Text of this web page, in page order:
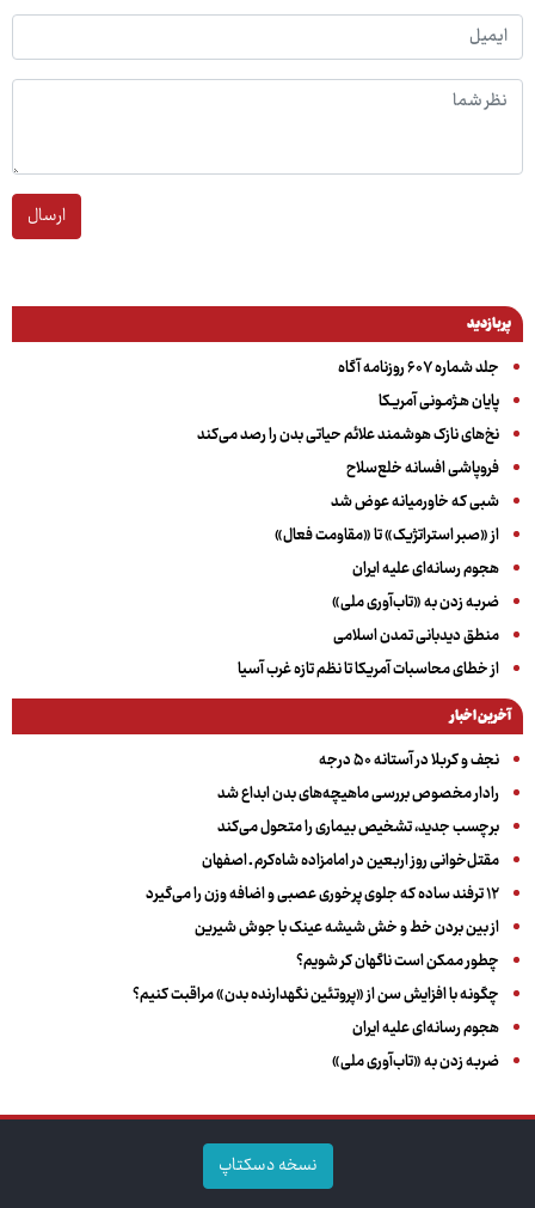
ارسال
پربازدید
جلد شماره ۶۰۷ روزنامه آگاه
پایان هـژمـونی آمریـکا
نخ‌های نازک هوشمند علائم حیاتی بدن را رصد می‌کند
فروپاشی افسانه خلع‌سلاح
شبی که خاورمیانه عوض شد
از «صبر استراتژیک» تا «مقاومت فعال»
هجوم رسانه‌ای علیه ایران
ضربه زدن به «تاب‌آوری ملی»
منطق دیدبانی تمدن اسلامی
از خطای محاسبات آمریکا تا نظم تازه غرب آسیا
آخرین اخبار
نجف و کربلا در آستانه ۵۰ درجه
رادار مخصوص بررسی ماهیچه‌های بدن ابداع شد
برچسب جدید، تشخیص بیماری را متحول می‌کند
مقتل‌خوانی روز اربعین در امامزاده شاه‌کرم ـ اصفهان
۱۲ ترفند ساده که جلوی پرخوری عصبی و اضافه ‌وزن را می‌گیرد
از بین بردن خط و خش شیشه عینک با جوش شیرین
چطور ممکن است ناگهان کر شویم؟
چگونه با افزایش سن از «پروتئین نگهدارنده بدن» مراقبت کنیم؟
هجوم رسانه‌ای علیه ایران
ضربه زدن به «تاب‌آوری ملی»
نسخه دسکتاپ